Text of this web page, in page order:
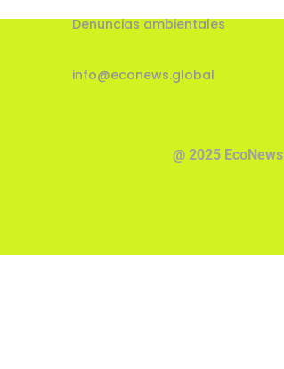
Denuncias ambientales
info@econews.global
@ 2025 EcoNews